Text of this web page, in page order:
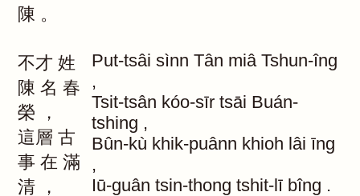
陳 。
不才 姓
陳 名 春
榮
，
這層 古
事 在 滿
清
，
Put-tsâi sìnn Tân miâ Tshun-îng
,
Tsit-tsân kóo-sīr tsāi Buán-
tshing ,
Bûn-kù khik-puânn khioh lâi īng
,
Iū-guân tsin-thong tshit-lī bîng .